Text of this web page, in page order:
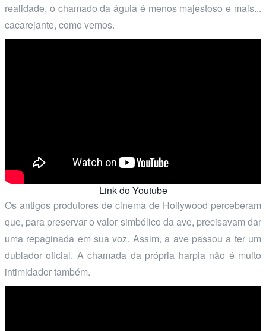
realidade, o chamado da águia é menos majestoso e mais...
cacarejante, como vemos.
Link do Youtube
Os antigos produtores de cinema de Hollywood perceberam
que, para preservar o valor simbólico da ave, precisavam dar
uma repaginada em sua voz. Assim, a ave passou a ter um
dublador oficial. A chamada da própria harpia não é muito
intimidador também.